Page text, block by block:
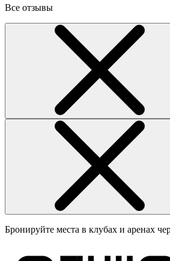
Все отзывы
Бронируйте места в клубах и аренах